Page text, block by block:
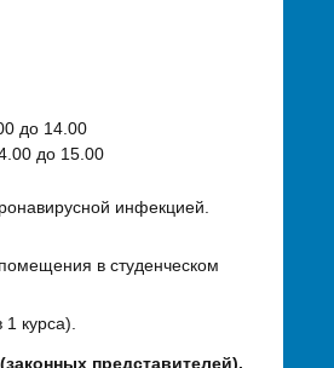
до 14.00
до 15.00
инфекцией.
в студенческом
курса).
представителей).